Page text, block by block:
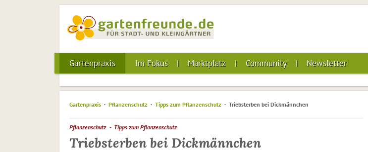
Gartenpraxis Im Fokus Marktplatz Community Newsletter
Gartenpraxis Pflanzenschutz Tipps zum Pflanzenschutz Triebsterben bei Dickmännchen
Pflanzenschutz Tipps zum Pflanzenschutz
Triebsterben bei Dickmännchen